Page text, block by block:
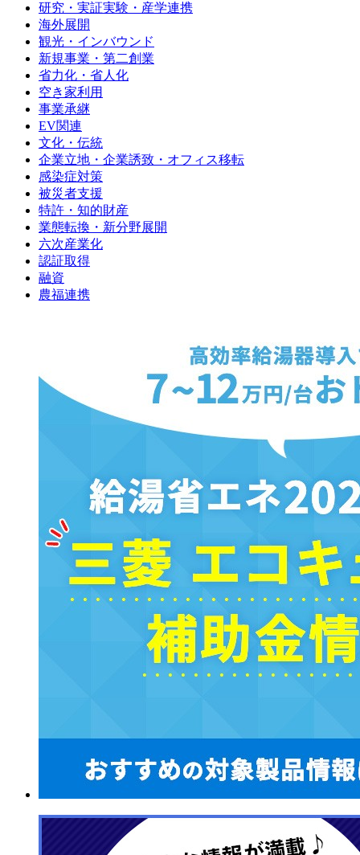
研究・実証実験・産学連携
海外展開
観光・インバウンド
新規事業・第二創業
省力化・省人化
空き家利用
事業承継
EV関連
文化・伝統
企業立地・企業誘致・オフィス移転
感染症対策
被災者支援
特許・知的財産
業態転換・新分野展開
六次産業化
認証取得
融資
農福連携